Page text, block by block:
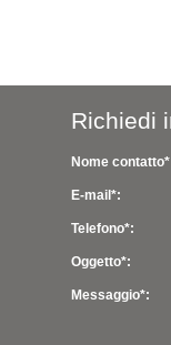
Richiedi
Nome
E-mail*:
Telefono*:
Oggetto*:
Messaggio*: